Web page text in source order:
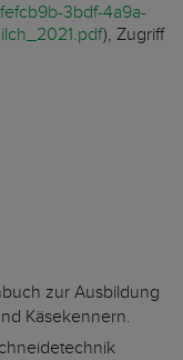
3bdf-4a9a-
), Zugriff
zur Ausbildung
Käsekennern.